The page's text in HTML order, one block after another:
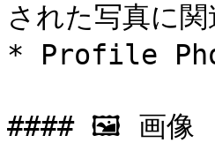
された写真に関
* Profile
#### 🖼️ 画像